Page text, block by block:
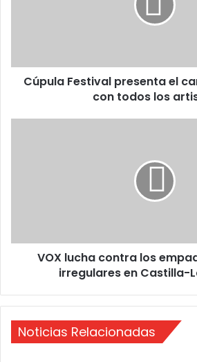
s
c
t
Cúpula Festival presenta el
con todos los
c
o
VOX lucha contra los
irregulares en Castilla-
Noticias Relacionadas